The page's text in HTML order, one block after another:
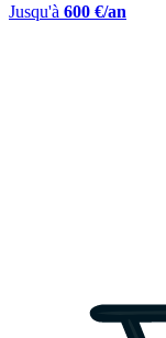
Jusqu'à 600 €/an